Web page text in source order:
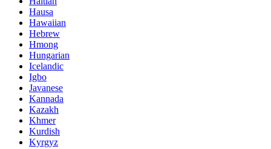
Hausa
Hawaiian
Hebrew
Hmong
Hungarian
Icelandic
Igbo
Javanese
Kannada
Kazakh
Khmer
Kurdish
Kyrgyz